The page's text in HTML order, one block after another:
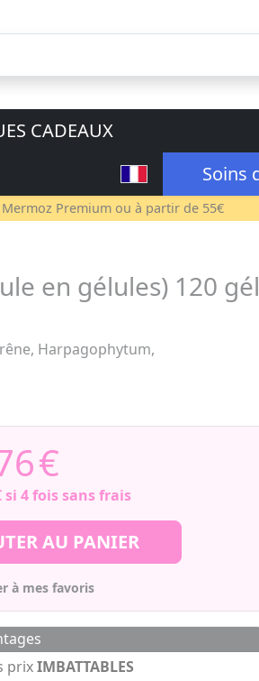
CADEAUX
Soins
Premium ou à partir de 55€
en gélules) 120
Harpagophytum,
€
si 4 fois sans frais
AU PANIER
à mes favoris
prixIMBATTABLES